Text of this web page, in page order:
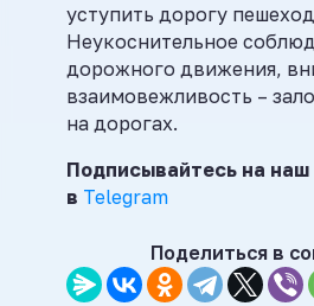
уступить дорогу
Неукоснительное
дорожного движения,
взаимовежливость –
на дорогах.
Подписывайтесь на наш
в Telegram
Поделиться в